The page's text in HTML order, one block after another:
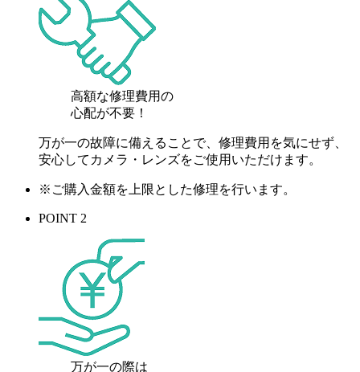
高額な修理費用の
心配が不要！
万が一の故障に備えることで、修理費用を気にせず、
安心してカメラ・レンズをご使用いただけます。
※ご購入金額を上限とした修理を行います。
POINT 2
万が一の際は